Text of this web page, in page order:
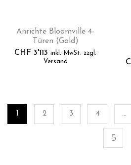
Anrichte Bloomville 4-
Türen (Gold)
CHF 3'113 inkl. MwSt. zzgl.
Versand
1 2 3 4 …